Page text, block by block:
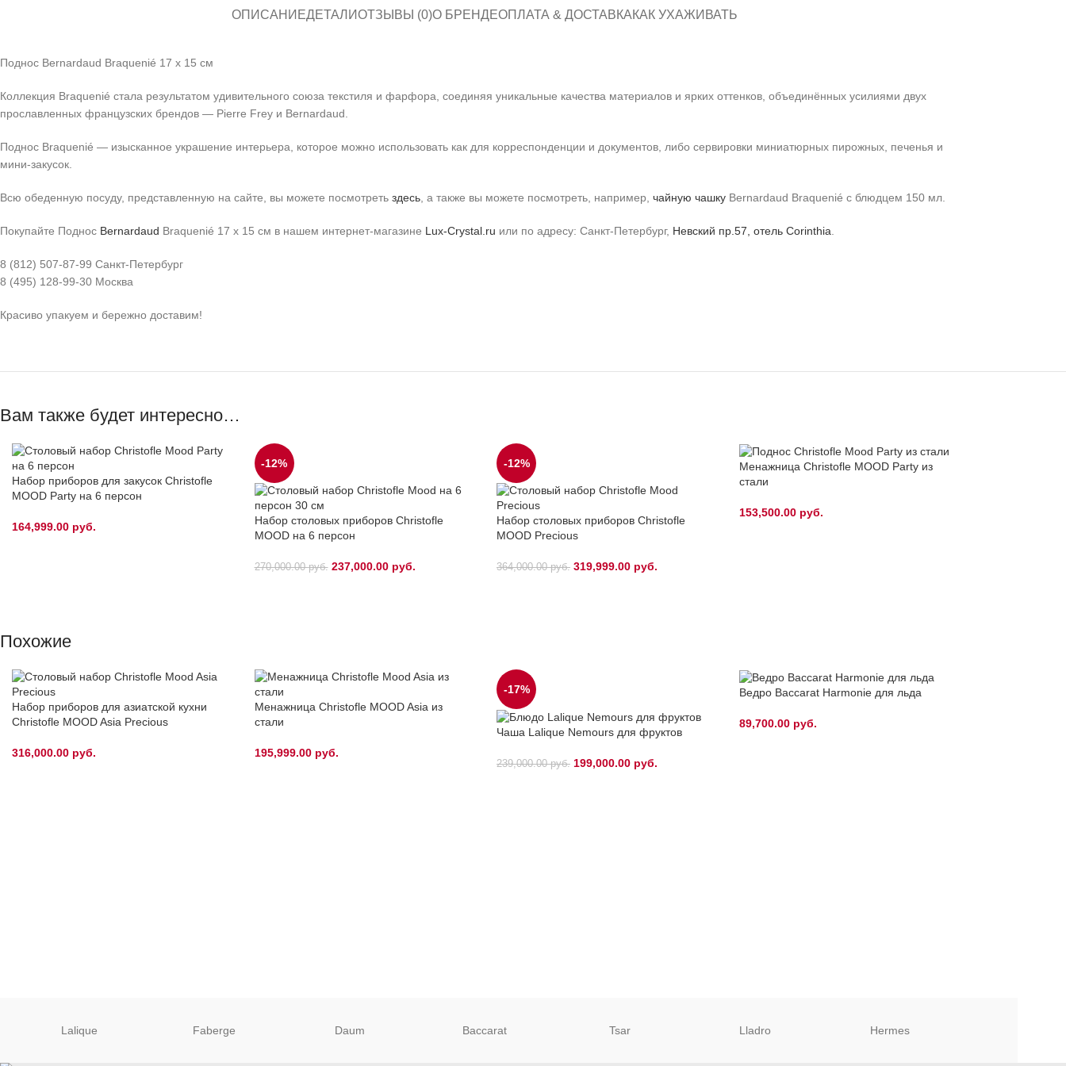
ОПИСАНИЕДЕТАЛИОТЗЫВЫ (0)О БРЕНДЕОПЛАТА & ДОСТАВКАКАК УХАЖИВАТЬ
Поднос Bernardaud Braquenié 17 х 15 см
Коллекция Braquenié стала результатом удивительного союза текстиля и фарфора, соединяя уникальные качества материалов и ярких оттенков, объединённых усилиями двух
прославленных французских брендов — Pierre Frey и Bernardaud.
Поднос Braquenié — изысканное украшение интерьера, которое можно использовать как для корреспонденции и документов, либо сервировки миниатюрных пирожных, печенья и
мини-закусок.
Всю обеденную посуду, представленную на сайте, вы можете посмотреть здесь , а также вы можете посмотреть, например, чайную чашку Bernardaud Braquenié с блюдцем 150 мл.
Покупайте Поднос Bernardaud Braquenié 17 х 15 см в нашем интернет-магазине Lux-Crystal.ru или по адресу: Санкт-Петербург, Невский пр.57, отель Corinthia
8 (812) 507-87-99 Санкт-Петербург
8 (495) 128-99-30 Москва
Красиво упакуем и бережно доставим!
Вам также будет интересно…
Набор приборов для закусок Christofle
MOOD Party на 6 персон
164,999.00 руб.
-12%
Набор столовых приборов Christofle
MOOD на 6 персон
270,000.00руб. 237,000.00 руб.
-12%
Набор столовых приборов Christofle
MOOD Precious
364,000.00руб. 319,999.00 руб.
Менажница Christofle MOOD Party из
стали
153,500.00 руб.
Похожие
Набор приборов для азиатской кухни
Christofle MOOD Asia Precious
316,000.00 руб.
Менажница Christofle MOOD Asia из
стали
195,999.00 руб.
-17%
Чаша Lalique Nemours для фруктов
239,000.00руб. 199,000.00 руб.
Ведро Baccarat Harmonie для льда
89,700.00 руб.
Lalique Faberge Daum Baccarat Tsar Lladro Hermes